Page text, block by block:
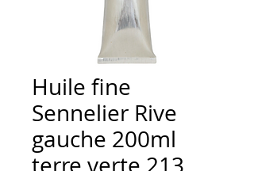
Huile fine
Sennelier Rive
gauche 200ml